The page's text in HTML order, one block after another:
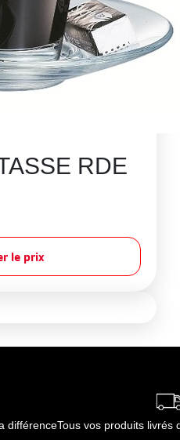
RDE
le prix
différenceTous vos produits livrés